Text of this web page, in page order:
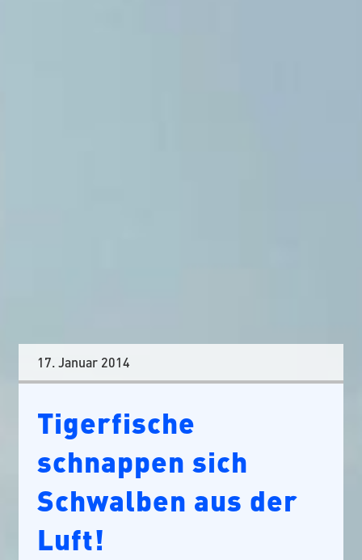
17. Januar 2014
Tigerfische
schnappen sich
Schwalben aus der
Luft!